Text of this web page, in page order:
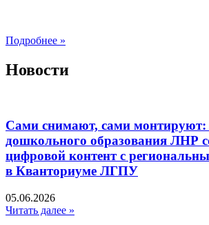
Подробнее »
Новости
Сами снимают, сами монтируют:
дошкольного образования ЛНР
цифровой контент с
в Кванториуме ЛГПУ​
05.06.2026
Читать далее »